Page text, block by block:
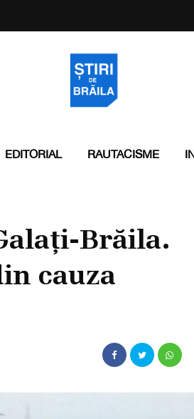
EDITORIAL RAUTACISME
Brăila.
cauza